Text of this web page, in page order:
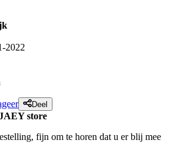
2022
Deel
store
fijn om te horen dat u er blij mee